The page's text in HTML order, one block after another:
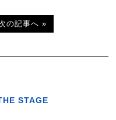
の記事へ »
STAGE